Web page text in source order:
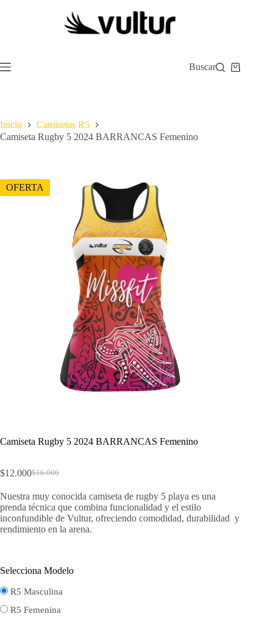
Buscar
Carro
Inicio
Camisetas R5
Camiseta Rugby 5 2024 BARRANCAS Femenino
OFERTA
Camiseta Rugby 5 2024 BARRANCAS Femenino
$16.000
El
original
era:
$16.000.
$12.000El
actual
es:
$12.000.
Nuestra muy conocida camiseta de rugby 5 playa es una
prenda técnica que combina funcionalidad y el estilo
inconfundible de Vultur, ofreciendo comodidad, durabilidad y
rendimiento en la arena.
Selecciona Modelo
R5 Masculina
R5 Femenina